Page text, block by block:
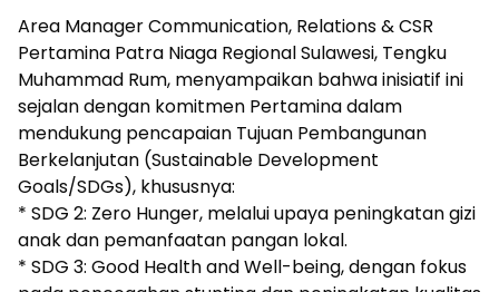
Area Manager Communication, Relations & CSR
Pertamina Patra Niaga Regional Sulawesi, Tengku
Muhammad Rum, menyampaikan bahwa inisiatif ini
sejalan dengan komitmen Pertamina dalam
mendukung pencapaian Tujuan Pembangunan
Berkelanjutan (Sustainable Development
Goals/SDGs), khususnya:
* SDG 2: Zero Hunger, melalui upaya peningkatan gizi
anak dan pemanfaatan pangan lokal.
* SDG 3: Good Health and Well-being, dengan fokus